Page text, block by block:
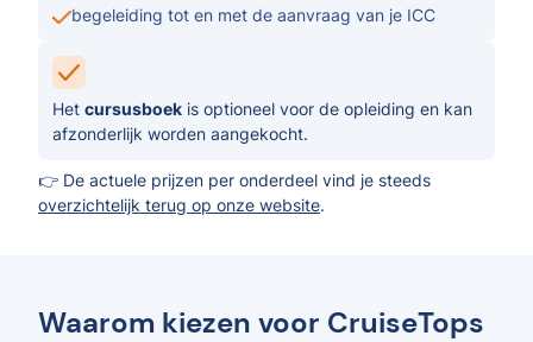
begeleiding tot en met de aanvraag van je ICC
Het cursusboek is optioneel voor de opleiding en kan
afzonderlijk worden aangekocht.
👉 De actuele prijzen per onderdeel vind je steeds
overzichtelijk terug op onze website.
Waarom kiezen voor CruiseTops